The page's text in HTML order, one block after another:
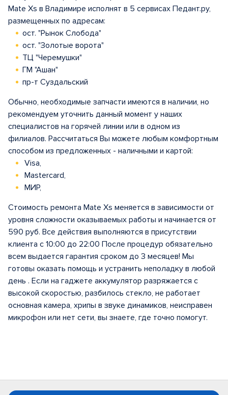
Mate Xs в Владимире исполнят в 5 сервисах Педант.ру,
размещенных по адресам:
ост. "Рынок Слобода"
ост. "Золотые ворота"
ТЦ "Черемушки"
ГМ "Ашан"
пр-т Суздальский
Обычно, необходимые запчасти имеются в наличии, но
рекомендуем уточнить данный момент у наших
специалистов на горячей линии или в одном из
филиалов. Рассчитаться Вы можете любым комфортным
способом из предложенных - наличными и картой:
Visa,
Mastercard,
МИР,
Стоимость ремонта Mate Xs меняется в зависимости от
уровня сложности оказываемых работы и начинается от
590 руб. Все действия выполняются в присутствии
клиента с 10:00 до 22:00 После процедур обязательно
всем выдается гарантия сроком до 3 месяцев! Мы
готовы оказать помощь и устранить неполадку в любой
день . Если на гаджете аккумулятор разряжается с
высокой скоростью, разбилось стекло, не работает
основная камера, хрипы в звуке динамиков, неисправен
микрофон или нет сети, вы знаете, где точно помогут.